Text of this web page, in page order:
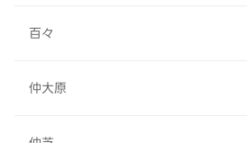
百々
仲大原